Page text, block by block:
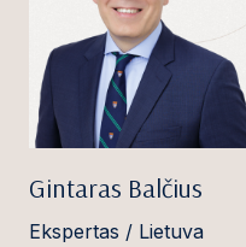
Gintaras Balčius
Ekspertas / Lietuva